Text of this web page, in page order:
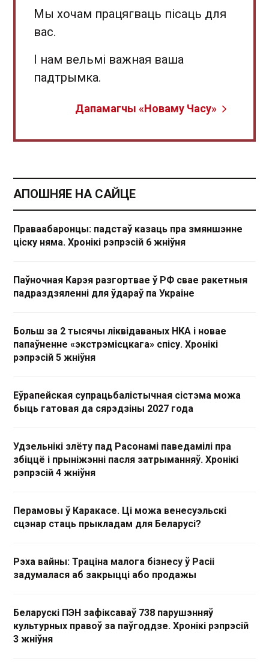
Мы хочам працягваць пісаць для
вас.
І нам вельмі важная ваша
падтрымка.
Дапамагчы «Новаму Часу»
АПОШНЯЕ НА САЙЦЕ
Праваабаронцы: падстаў казаць пра змяншэнне
ціску няма. Хронікі рэпрэсій 6 жніўня
Паўночная Карэя разгортвае ў РФ свае ракетныя
падраздзяленні для ўдараў па Украіне
Больш за 2 тысячы ліквідаваных НКА і новае
папаўненне «экстрэмісцкага» спісу. Хронікі
рэпрэсій 5 жніўня
Еўрапейская супрацьбалістычная сістэма можа
быць гатовая да сярэдзіны 2027 года
Удзельнікі злёту пад Расонамі паведамілі пра
збіццё і прыніжэнні пасля затрыманняў. Хронікі
рэпрэсій 4 жніўня
Перамовы ў Каракасе. Ці можа венесуэльскі
сцэнар стаць прыкладам для Беларусі?
Рэха вайны: Траціна малога бізнесу ў Расіі
задумалася аб закрыцці або продажы
Беларускі ПЭН зафіксаваў 738 парушэнняў
культурных правоў за паўгоддзе. Хронікі рэпрэсій
3 жніўня